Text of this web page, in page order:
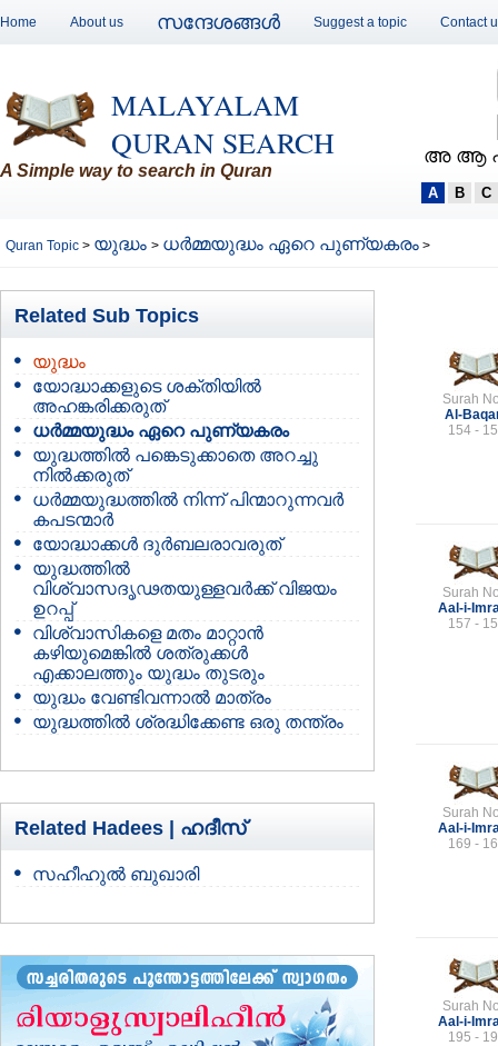
Home About us സന്ദേശങ്ങള്‍ Suggest a topic Contact
MALAYALAM
QURAN SEARCH
A Simple way to search in Quran
അ ആ
A B C
Quran Topic > യുദ്ധം > ധര്‍മ്മയുദ്ധം ഏറെ പുണ്യകരം >
Related Sub Topics
യുദ്ധം
യോദ്ധാക്കളുടെ ശക്തിയില്‍
അഹങ്കരിക്കരുത്
ധര്‍മ്മയുദ്ധം ഏറെ പുണ്യകരം
യുദ്ധത്തില്‍ പങ്കെടുക്കാതെ അറച്ചു
നില്‍ക്കരുത്
ധര്‍മ്മയുദ്ധത്തില്‍ നിന്ന് പിന്മാറുന്നവര്‍
കപടന്മാര്‍
യോദ്ധാക്കള്‍ ദുര്‍ബലരാവരുത്
യുദ്ധത്തില്‍
വിശ്വാസദൃഢതയുള്ളവര്‍ക്ക് വിജയം
ഉറപ്പ്
വിശ്വാസികളെ മതം മാറ്റാന്‍
കഴിയുമെങ്കില്‍ ശത്രുക്കള്‍
എക്കാലത്തും യുദ്ധം തുടരും
യുദ്ധം വേണ്ടിവന്നാല്‍ മാത്രം
യുദ്ധത്തില്‍ ശ്രദ്ധിക്കേണ്ട ഒരു തന്ത്രം
Related Hadees | ഹദീസ്
സഹീഹുല്‍ ബുഖാരി
Surah
Al-
154 -
Surah
Aal-i-
157 -
Surah
Aal-i-
169 -
Surah
Aal-i-
195 -